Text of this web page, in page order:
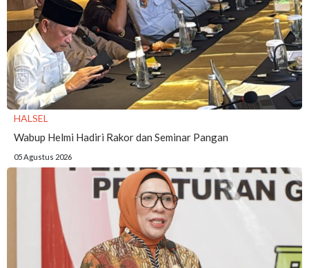
HALSEL
Wabup Helmi Hadiri Rakor dan Seminar Pangan
05 Agustus 2026